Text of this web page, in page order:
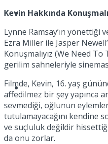
Tatil
Spor
Kevin Hakkında
Lynne Ramsay’ın yönettiği
Ezra Miller ile Jasper
Konuşmalıyız (We Need
gerilim sahneleriyle
Filmde, Kevin, 16. yaş
affedilmez bir şey yapınca
sevmediği, oğlunun
tutulamayacağını kendine
ve suçluluk değildir
da onu zorlar.